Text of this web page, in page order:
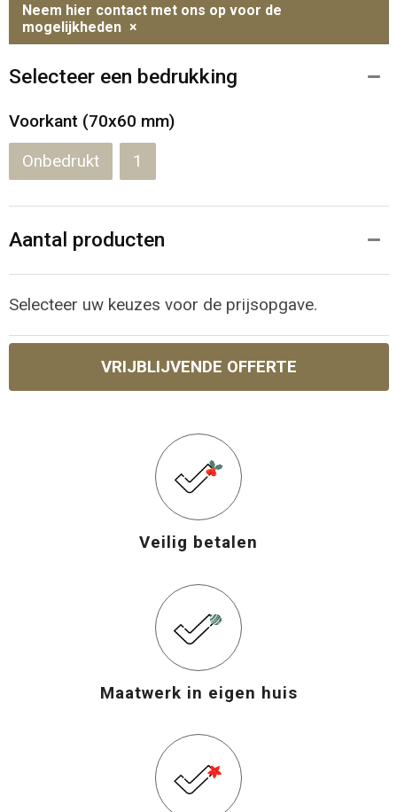
Neem hier contact met ons op voor de
mogelijkheden ×
Selecteer een bedrukking
Voorkant (70x60 mm)
Onbedrukt 1
Aantal producten
Selecteer uw keuzes voor de prijsopgave.
VRIJBLIJVENDE OFFERTE
Veilig betalen
Maatwerk in eigen huis